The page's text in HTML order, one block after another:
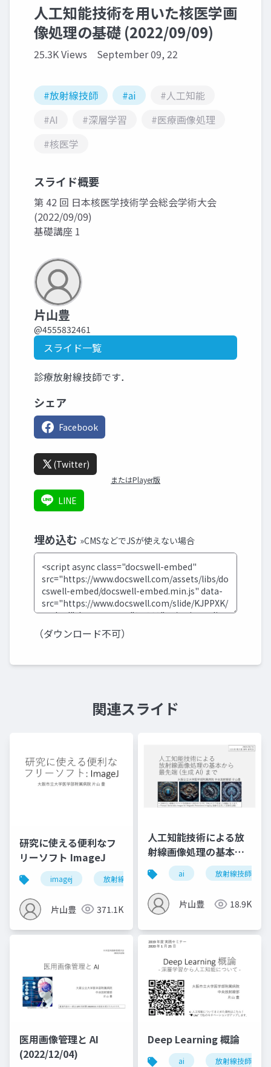
人工知能技術を用いた核医学画
像処理の基礎 (2022/09/09)
25.3K Views September 09, 22
#放射線技師 #ai
#人工知能
#AI
#深層学習
#医療画像処理
#核医学
スライド概要
第 42 回 日本核医学技術学会総会学術大会
(2022/09/09)
基礎講座 1
片山豊
@4555832461
スライド一覧
診療放射線技師です．
シェア
Facebook
(Twitter)
またはPlayer版
LINE
埋め込む »CMSなどでJSが使えない場合
（ダウンロード不可）
関連スライド
研究に使える便利なフ
リーソフト ImageJ
imagej 放射線技師
片山豊 371.1K
人工知能技術による放
射線画像処理の基本か
ら最先端 (生成 AI) まで
(2024/02/15)
ai 放射線技師
片山豊 18.9K
医用画像管理と AI
(2022/12/04)
Deep Learning 概論
ai 放射線技師